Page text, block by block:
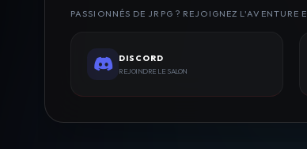
PASSIONNÉS DE JRPG ? REJOIGNEZ
DISCORD
REJOINDRE LE SALON